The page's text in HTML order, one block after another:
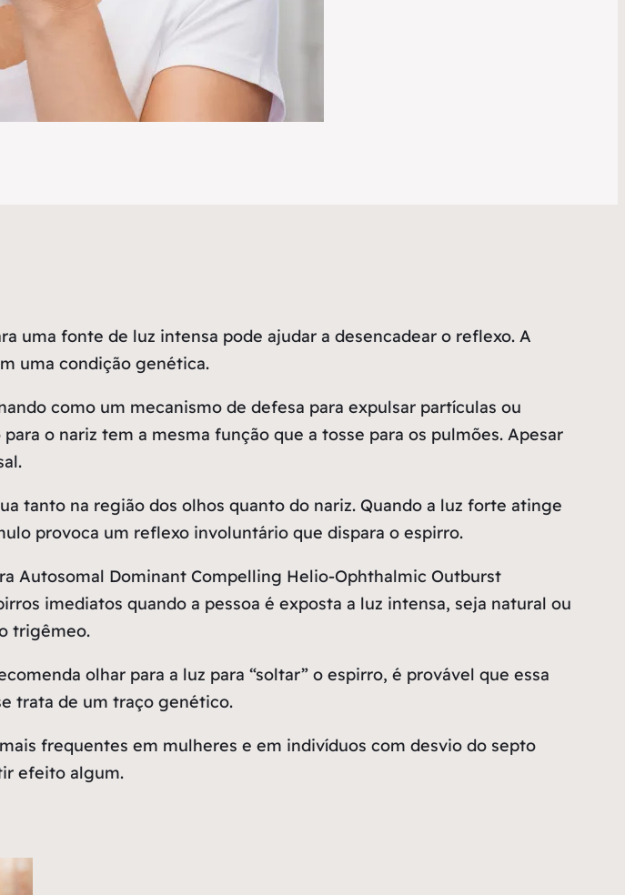
uma fonte de luz intensa pode ajudar a desencadear o reflexo. A
uma condição genética.
como um mecanismo de defesa para expulsar partículas ou
o nariz tem a mesma função que a tosse para os pulmões. Apesar
tanto na região dos olhos quanto do nariz. Quando a luz forte atinge
provoca um reflexo involuntário que dispara o espirro.
Autosomal Dominant Compelling Helio-Ophthalmic Outburst
imediatos quando a pessoa é exposta a luz intensa, seja natural ou
trigêmeo.
olhar para a luz para “soltar” o espirro, é provável que essa
trata de um traço genético.
frequentes em mulheres e em indivíduos com desvio do septo
efeito algum.